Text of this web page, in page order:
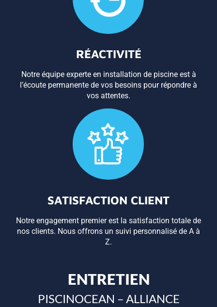
RÉACTIVITÉ
Notre équipe experte en installation de piscine est à
l’écoute permanente de vos besoins pour répondre à
vos attentes.
SATISFACTION CLIENT
Notre engagement premier est la satisfaction totale de
nos clients. Nous offrons un suivi personnalisé de A à
Z.
ENTRETIEN
PISCINOCEAN – ALLIANCE